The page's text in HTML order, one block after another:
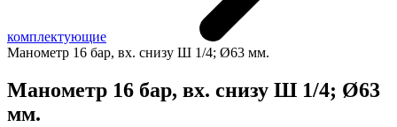
комплектующие
Манометр 16 бар, вх. снизу Ш 1/4; Ø63 мм.
Манометр 16 бар, вх. снизу Ш 1/4; Ø63
мм.